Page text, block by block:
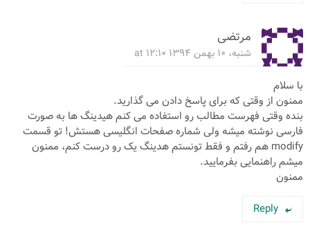
مرتضی
شنبه، ۱۰ بهمن ۱۳۹۴ at ۱۲:۱۰
با سلام
ممنون از وقتی که برای پاسخ دادن می گذارید.
بنده وقتی فهرست مطالب رو استفاده می کنم هیدینگ ها به صورت
فارسی نوشته میشه ولی شماره صفحات انگلیسی هستش! تو قسمت
modify هم رفتم و فقط تونستم هدینگ یک رو درست کنم، ممنون
میشم راهنمایی بفرمایید.
ممنون
Reply